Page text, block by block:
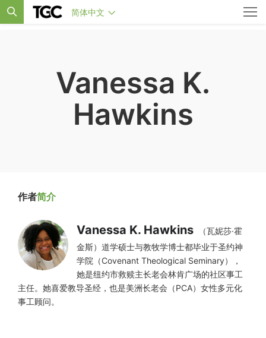
简体中文
Vanessa K.
Hawkins
作者简介
Vanessa K. Hawkins
（瓦妮莎·霍
金斯）道学硕士与教牧学博士都毕业于圣约神
学院（Covenant Theological Seminary），
她是纽约市救赎主长老会林肯广场的社区事工
主任。她喜爱教导圣经，也是美洲长老会（PCA）女性多元化
事工顾问。